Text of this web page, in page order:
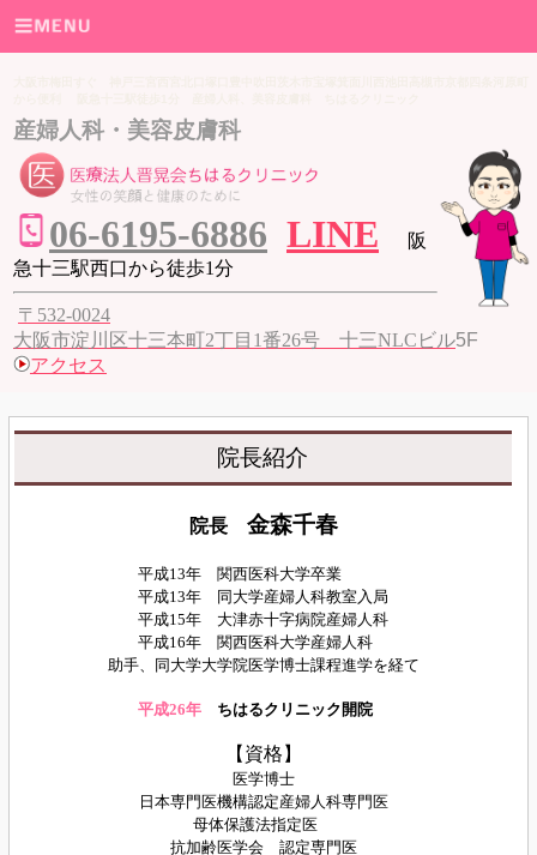
産婦人科・美容皮膚科
06-6195-6886 LINE
阪
急十三駅西口から徒歩1分
〒532-0024
大阪市淀川区十三本町2丁目1番26号 十三NLCビル5F
アクセス
院長紹介
院長 金森千春
平成13年 関西医科大学卒業
平成13年 同大学産婦人科教室入局
平成15年 大津赤十字病院産婦人科
平成16年 関西医科大学産婦人科
助手、同大学大学院医学博士課程進学を経て
平成26年 ちはるクリニック開院
【資格】
医学博士
日本専門医機構認定産婦人科専門医
母体保護法指定医
抗加齢医学会 認定専門医